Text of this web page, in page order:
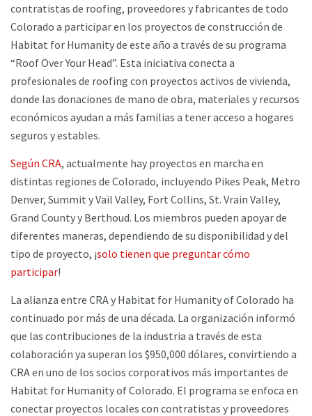
contratistas de roofing, proveedores y fabricantes de todo
Colorado a participar en los proyectos de construcción de
Habitat for Humanity de este año a través de su programa
“Roof Over Your Head”. Esta iniciativa conecta a
profesionales de roofing con proyectos activos de vivienda,
donde las donaciones de mano de obra, materiales y recursos
económicos ayudan a más familias a tener acceso a hogares
seguros y estables.
Según CRA, actualmente hay proyectos en marcha en
distintas regiones de Colorado, incluyendo Pikes Peak, Metro
Denver, Summit y Vail Valley, Fort Collins, St. Vrain Valley,
Grand County y Berthoud. Los miembros pueden apoyar de
diferentes maneras, dependiendo de su disponibilidad y del
tipo de proyecto, ¡solo tienen que preguntar cómo
participar!
La alianza entre CRA y Habitat for Humanity of Colorado ha
continuado por más de una década. La organización informó
que las contribuciones de la industria a través de esta
colaboración ya superan los $950,000 dólares, convirtiendo a
CRA en uno de los socios corporativos más importantes de
Habitat for Humanity of Colorado. El programa se enfoca en
conectar proyectos locales con contratistas y proveedores